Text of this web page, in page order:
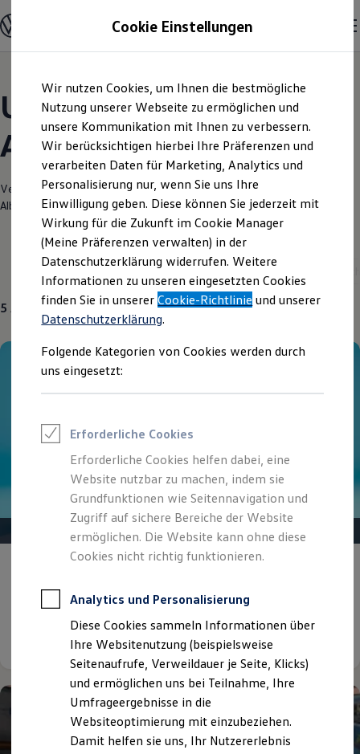
Hauptinhalt
springen
Footer
springen
Modelle und Konfigurator
Konfigurator
Modelle vergleichen
Elektroautos
ENERGY Sondermodelle
Nutzfahrzeuge
SUV und CUV
Familienautos
Kombis
Kompaktwagen
Sportwagen
Schnell verfügbare Fahrzeuge
Angebote und Produkte
Aktuelle Angebote
E-Auto-Förderung
Volkswagen Marktplatz
Die ENERGY Sondermodelle
Junge Gebrauchtwagen und Gebrauchtwagen
Volkswagen Zertifizierte Gebrauchtwagen
Elektromobilität bei Gebrauchtwagen
Saisonangebote
Reifenpakete
Leasing
Leasing-Angebote
Elektroauto Leasing
Kleinwagen-Leasing
Leasing ohne Anzahlung
Finanzierung
Autokredit mit Schlussrate
Versicherungen und Garantien
Kfz-Versicherung
Restschuldversicherungen
Garantien
Professional Class bei Volkswagen
Behörden
Direktkunden
Sonderfahrzeuge
Anpfiff zum Gewinn
Elektromobilität
Elektroautos
ID. Tutorials
Elektrofahrzeugkonzepte
ID. EVERY1
Unsere aktuellen
Angebote und mehr
Verantwortlich für die Inhalte auf dieser Seite ist die Autohaus
Albertsmeyer GmbH & Co. KG( Impressum & Rechtliches)
5 Angebote
Der neue vollelektrische
ID. Polo
Details ansehen
Cookie Einstellungen
Wir nutzen Cookies, um Ihnen die bestmögliche
Nutzung unserer Webseite zu ermöglichen und
unsere Kommunikation mit Ihnen zu verbessern.
Wir berücksichtigen hierbei Ihre Präferenzen und
verarbeiten Daten für Marketing, Analytics und
Personalisierung nur, wenn Sie uns Ihre
Einwilligung geben. Diese können Sie jederzeit mit
Wirkung für die Zukunft im Cookie Manager
(Meine Präferenzen verwalten) in der
Datenschutzerklärung widerrufen. Weitere
Informationen zu unseren eingesetzten Cookies
finden Sie in unsererCookie-Richtlinie und unserer
Datenschutzerklärung.
Folgende Kategorien von Cookies werden durch
uns eingesetzt:
Erforderliche Cookies
Erforderliche Cookies helfen dabei, eine
Website nutzbar zu machen, indem sie
Grundfunktionen wie Seitennavigation und
Zugriff auf sichere Bereiche der Website
ermöglichen. Die Website kann ohne diese
Cookies nicht richtig funktionieren.
Analytics und Personalisierung
Diese Cookies sammeln Informationen über
Ihre Websitenutzung (beispielsweise
Seitenaufrufe, Verweildauer je Seite, Klicks)
und ermöglichen uns bei Teilnahme, Ihre
Umfrageergebnisse in die
Websiteoptimierung mit einzubeziehen.
Damit helfen sie uns, Ihr Nutzererlebnis